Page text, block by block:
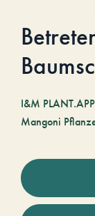
I&M
Mangoni